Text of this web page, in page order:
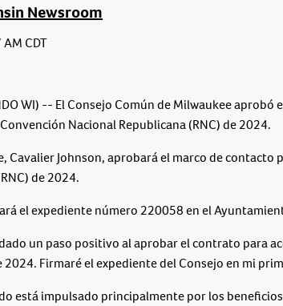
Newsroom
CDT
WI) -- El Consejo Común de Milwaukee
Nacional Republicana (RNC) de 2024.
Cavalier Johnson, aprobará el marco de contacto
de 2024.
el expediente número 220058 en el
un paso positivo al aprobar el contrato para
2024. Firmaré el expediente del Consejo en mi
está impulsado principalmente por los